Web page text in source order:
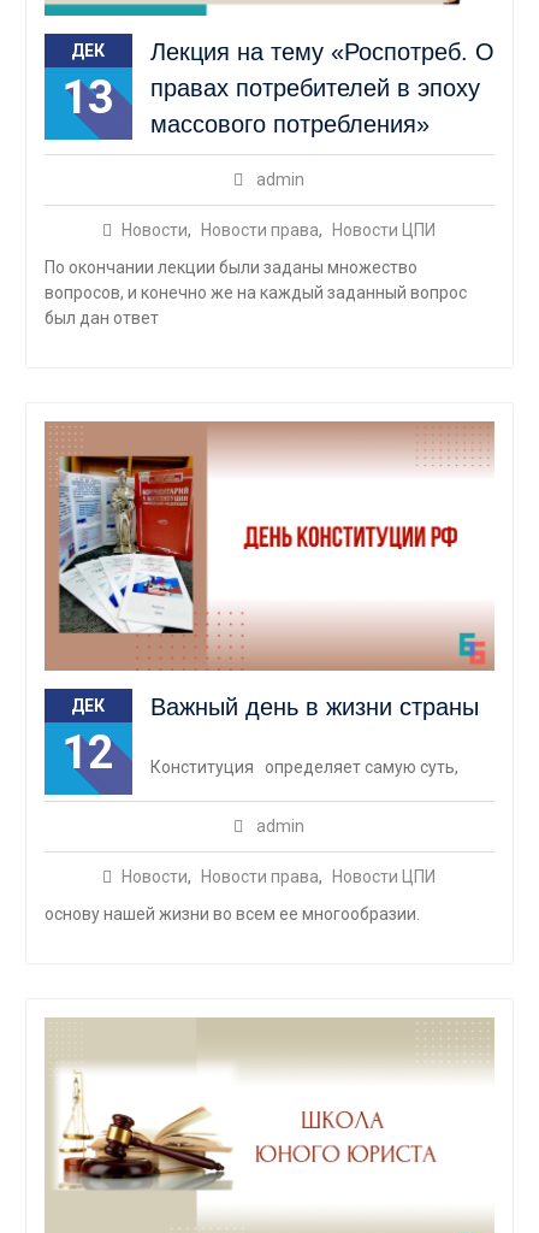
ДЕК
13
Лекция на тему «Роспотреб. О
правах потребителей в эпоху
массового потребления»
admin
Новости, Новости права,
Новости ЦПИ
По окончании лекции были заданы множество
вопросов, и конечно же на каждый заданный вопрос
был дан ответ
ДЕК
12
Важный день в жизни страны
admin
Новости, Новости права, Новости ЦПИ
Конституция определяет самую суть,
основу нашей жизни во всем ее многообразии.